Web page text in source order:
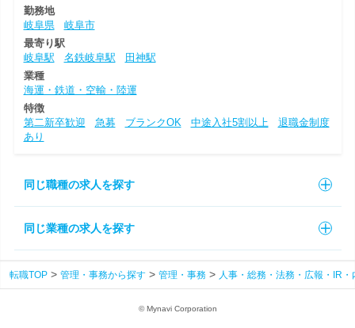
勤務地
岐阜県
岐阜市
最寄り駅
岐阜駅
名鉄岐阜駅
田神駅
業種
海運・鉄道・空輸・陸運
特徴
第二新卒歓迎
急募 ブランクOK 中途入社5割以上
退職金制度
あり
同じ職種の求人を探す
同じ業種の求人を探す
転職TOP 管理・事務から探す 管理・事務 人事・総務・法務・広報・IR・
© Mynavi Corporation